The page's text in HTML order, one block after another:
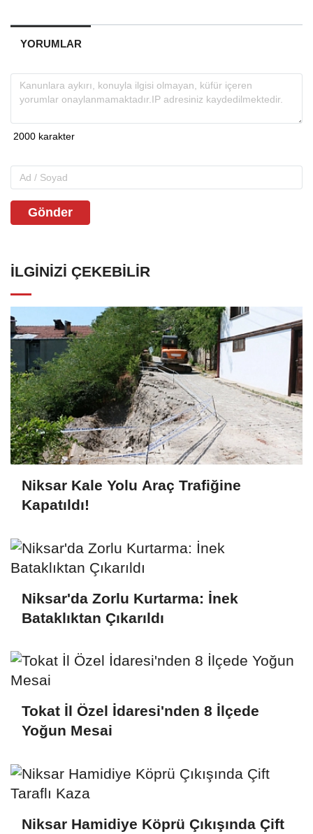
YORUMLAR
Gönder
İLGINIZI ÇEKEBILIR
Niksar Kale Yolu Araç Trafiğine
Kapatıldı!
Niksar'da Zorlu Kurtarma: İnek
Bataklıktan Çıkarıldı
Tokat İl Özel İdaresi'nden 8 İlçede
Yoğun Mesai
Niksar Hamidiye Köprü Çıkışında Çift